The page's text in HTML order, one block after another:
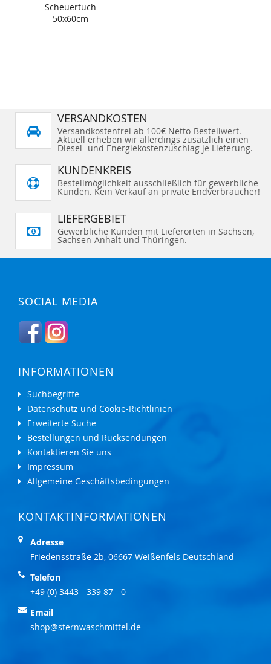
Scheuertuch
50x60cm
VERSANDKOSTEN
Versandkostenfrei ab 100€ Netto-Bestellwert.
Aktuell erheben wir allerdings zusätzlich einen
Diesel- und Energiekostenzuschlag je Lieferung.
KUNDENKREIS
Bestellmöglichkeit ausschließlich für gewerbliche
Kunden. Kein Verkauf an private Endverbraucher!
LIEFERGEBIET
Gewerbliche Kunden mit Lieferorten in Sachsen,
Sachsen-Anhalt und Thüringen.
SOCIAL MEDIA
INFORMATIONEN
Suchbegriffe
Datenschutz und Cookie-Richtlinien
Erweiterte Suche
Bestellungen und Rücksendungen
Kontaktieren Sie uns
Impressum
Allgemeine Geschäftsbedingungen
KONTAKTINFORMATIONEN
Adresse
Friedensstraße 2b, 06667 Weißenfels Deutschland
Telefon
+49 (0) 3443 - 339 87 - 0
Email
shop@sternwaschmittel.de